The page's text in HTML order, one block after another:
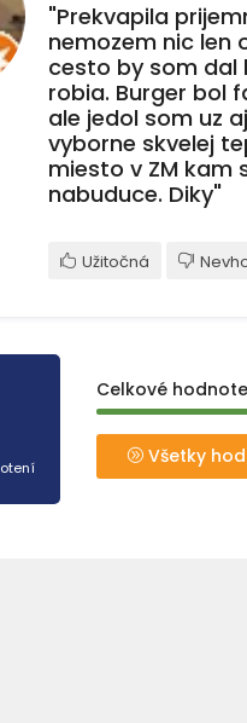
"Prekvapila
nemozem nic len
cesto by som dal
robia. Burger bol
ale jedol som uz
vyborne skvelej
miesto v ZM kam
nabuduce. Diky"
Užitočná
Celkové
Všetky